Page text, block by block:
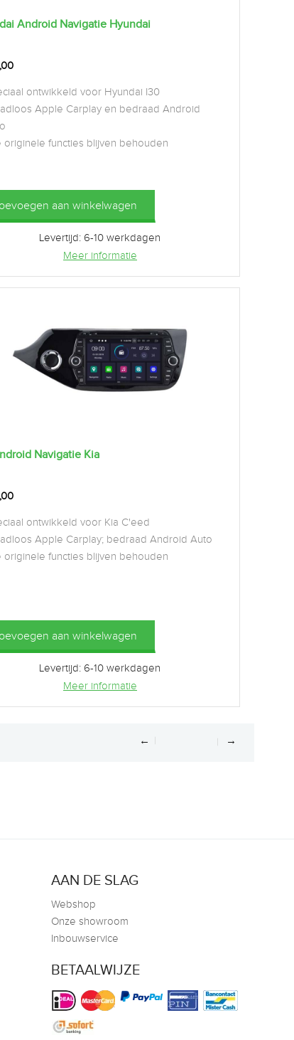
Android Navigatie Hyundai
ontwikkeld voor Hyundai I30
Apple Carplay en bedraad Android
originele functies blijven behouden
aan winkelwagen
Levertijd: 6-10 werkdagen
Meer informatie
Navigatie Kia
ontwikkeld voor Kia C'eed
Apple Carplay; bedraad Android Auto
originele functies blijven behouden
aan winkelwagen
Levertijd: 6-10 werkdagen
Meer informatie
← →
AAN DE SLAG
Webshop
Onze showroom
Inbouwservice
BETAALWIJZE